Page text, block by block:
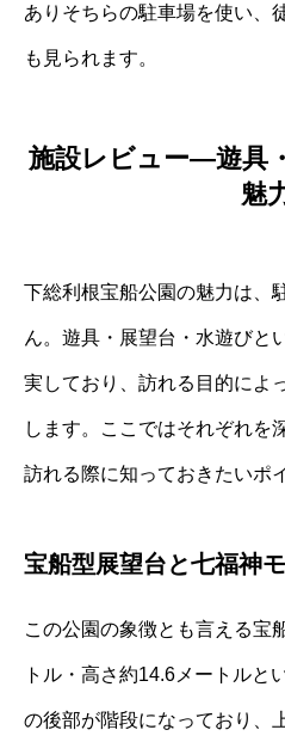
ありそちらの駐車場を使い、
も見られます。
施設レビュー―遊具
魅
下総利根宝船公園の魅力は、
ん。遊具・展望台・水遊びと
実しており、訪れる目的によ
します。ここではそれぞれを
訪れる際に知っておきたいポ
宝船型展望台と七福神
この公園の象徴とも言える宝
トル・高さ約14.6メートルと
の後部が階段になっており、